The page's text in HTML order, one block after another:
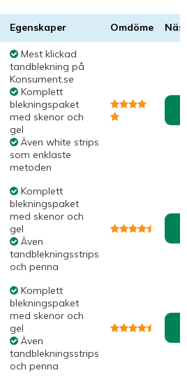
Egenskaper Omdöme
Mest klickad
tandblekning på
Konsument.se
Komplett
blekningspaket
med skenor och
gel
Även white strips
som enklaste
metoden
Komplett
blekningspaket
med skenor och
gel
Även
tandblekningsstrips
och penna
Komplett
blekningspaket
med skenor och
gel
Även
tandblekningsstrips
och penna